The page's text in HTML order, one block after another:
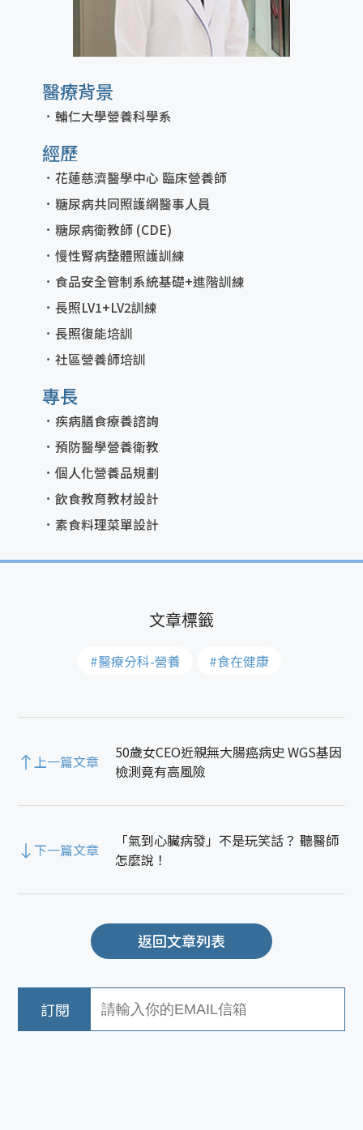
醫療背景
輔仁大學營養科學系
經歷
花蓮慈濟醫學中心 臨床營養師
糖尿病共同照護網醫事人員
糖尿病衛教師 (CDE)
慢性腎病整體照護訓練
食品安全管制系統基礎+進階訓練
長照LV1+LV2訓練
長照復能培訓
社區營養師培訓
專長
疾病膳食療養諮詢
預防醫學營養衛教
個人化營養品規劃
飲食教育教材設計
素食料理菜單設計
#醫療分科-營養 #食在健康
上一篇文章
50歲女CEO近親無大腸癌病史 WGS基因
檢測竟有高風險
下一篇文章
「氣到心臟病發」不是玩笑話？ 聽醫師
怎麼說！
返回文章列表